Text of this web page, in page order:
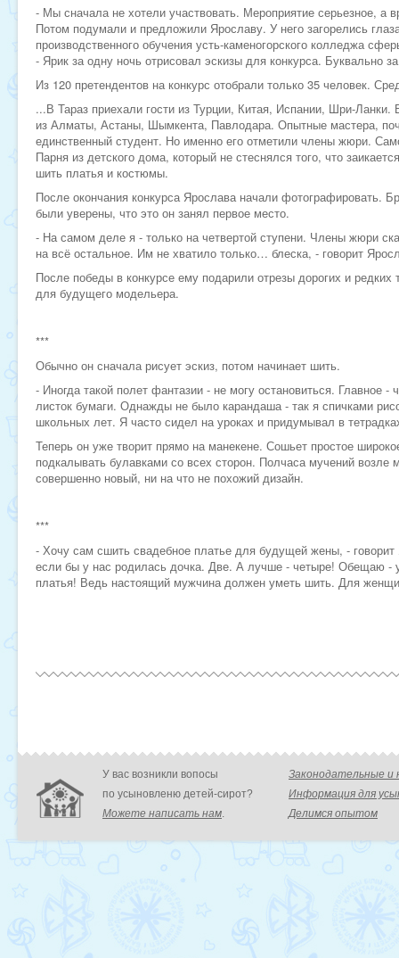
- Мы сначала не хотели участвовать. Мероприятие серьезное, а
Потом подумали и предложили Ярославу. У него загорелись
производственного обучения усть-каменогорского колледжа
- Ярик за одну ночь отрисовал эскизы для конкурса. Буквально
Из 120 претендентов на конкурс отобрали только 35 человек.
...В Тараз приехали гости из Турции, Китая, Испании, Шри-Ланки.
из Алматы, Астаны, Шымкента, Павлодара. Опытные мастера,
единственный студент. Но именно его отметили члены жюри.
Парня из детского дома, который не стеснялся того, что
шить платья и костюмы.
После окончания конкурса Ярослава начали фотографировать.
были уверены, что это он занял первое место.
- На самом деле я - только на четвертой ступени. Члены жюри
на всё остальное. Им не хватило только… блеска, - говорит
После победы в конкурсе ему подарили отрезы дорогих и
для будущего модельера.
***
Обычно он сначала рисует эскиз, потом начинает шить.
- Иногда такой полет фантазии - не могу остановиться. Главное
листок бумаги. Однажды не было карандаша - так я спичками
школьных лет. Я часто сидел на уроках и придумывал в
Теперь он уже творит прямо на манекене. Сошьет простое
подкалывать булавками со всех сторон. Полчаса мучений возле
совершенно новый, ни на что не похожий дизайн.
***
- Хочу сам сшить свадебное платье для будущей жены, -
если бы у нас родилась дочка. Две. А лучше - четыре! Обещаю -
платья! Ведь настоящий мужчина должен уметь шить. Для
У вас возникли вопосы
по усыновленю детей-сирот?
Можете написать нам.
Законодательные
Информация для
Делимся опытом